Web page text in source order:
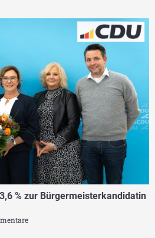
% zur Bürgermeisterkandidatin